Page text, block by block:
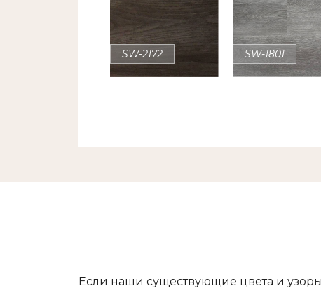
SW-2172 SW-1801
Если наши существующие цвета и